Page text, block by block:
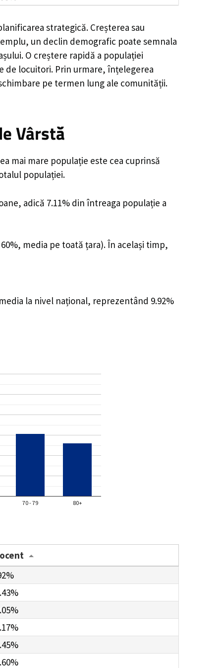
strategică. Creșterea sau
un declin demografic poate semnala
O creștere rapidă a populației
de locuitori. Prin urmare, înțelegerea
pe termen lung ale comunității.
Vârstă
mai mare populație este cea cuprinsă
populației.
adică 7.11% din întreaga populație a
media pe toată țara). În același timp,
la nivel național, reprezentând 9.92%
70 - 79 80+